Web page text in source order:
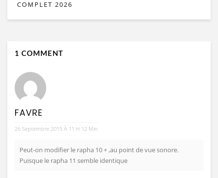
COMPLET 2026
1 COMMENT
FAVRE
26 Septembre 2015 À 11 H 12 Min
Peut-on modifier le rapha 10 + ,au point de vue sonore.
Puisque le rapha 11 semble identique